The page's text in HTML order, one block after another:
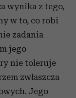
wynika z tego,
w to, co robi
zadania
jego
nie toleruje
zwłaszcza
Jego